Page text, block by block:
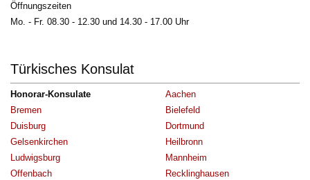
Öffnungszeiten
Mo. - Fr. 08.30 - 12.30 und 14.30 - 17.00 Uhr
Türkisches Konsulat
Honorar-Konsulate
Aachen
Bremen
Bielefeld
Duisburg
Dortmund
Gelsenkirchen
Heilbronn
Ludwigsburg
Mannheim
Offenbach
Recklinghausen